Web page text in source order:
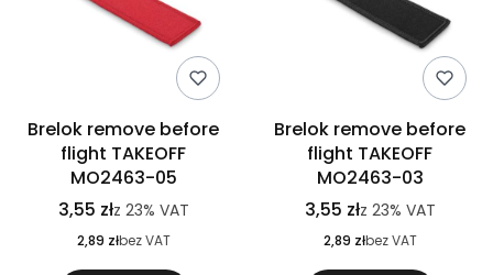
Brelok remove before
flight TAKEOFF
MO2463-05
3,55 złz 23% VAT
2,89 złbez VAT
Brelok remove before
flight TAKEOFF
MO2463-03
3,55 złz 23% VAT
2,89 złbez VAT